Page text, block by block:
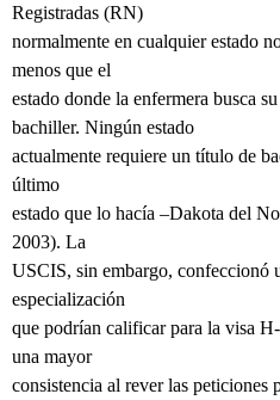
Registradas (RN)
normalmente en cualquier estado
menos que el
estado donde la enfermera busca
bachiller. Ningún estado
actualmente requiere un título de
último
estado que lo hacía –Dakota del
2003). La
USCIS, sin embargo, confeccionó
especialización
que podrían calificar para la visa
una mayor
consistencia al rever las peticiones